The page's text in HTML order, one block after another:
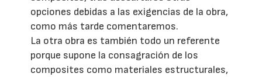
opciones debidas a las exigencias de la obra,
como más tarde comentaremos.
La otra obra es también todo un referente
porque supone la consagración de los
composites como materiales estructurales,